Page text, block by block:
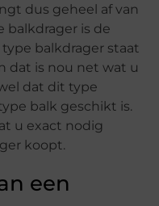
dus geheel af van
balkdrager is de
balkdrager staat
dat is nou net wat u
dat dit type
balk geschikt is.
u exact nodig
koopt.
een